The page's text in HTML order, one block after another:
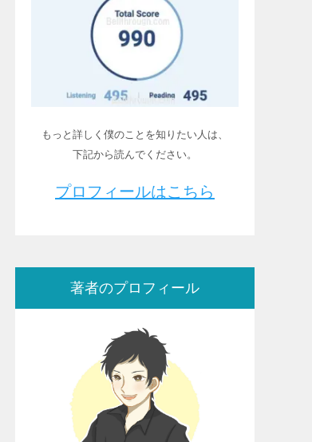
もっと詳しく僕のことを知りたい人は、
下記から読んでください。
プロフィールはこちら
著者のプロフィール